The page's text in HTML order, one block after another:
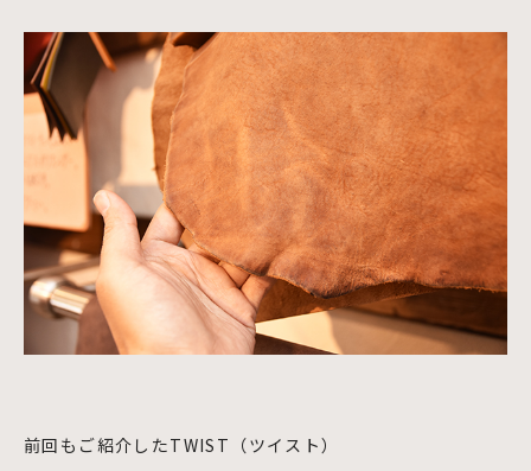
前回もご紹介したTWIST（ツイスト）